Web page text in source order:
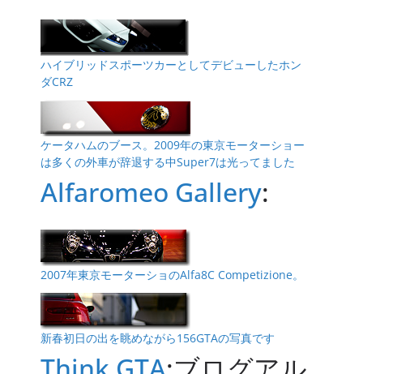
ハイブリッドスポーツカーとしてデビューしたホン
ダCRZ
ケータハムのブース。2009年の東京モーターショー
は多くの外車が辞退する中Super7は光ってました
Alfaromeo Gallery:
2007年東京モーターショのAlfa8C Competizione。
新春初日の出を眺めながら156GTAの写真です